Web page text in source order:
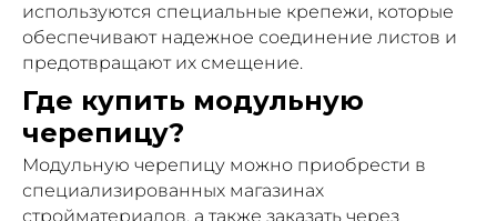
используются специальные крепежи, которые
обеспечивают надежное соединение листов и
предотвращают их смещение.
Где купить модульную
черепицу?
Модульную черепицу можно приобрести в
специализированных магазинах
стройматериалов, а также заказать через